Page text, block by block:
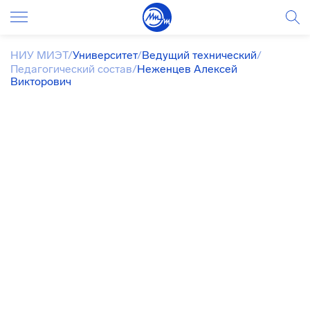
НИУ МИЭТ/Университет/Ведущий технический/
Педагогический состав/Неженцев Алексей
Викторович